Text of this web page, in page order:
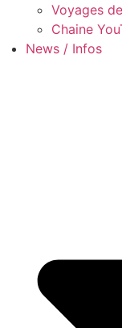
Voyages
Chaine
News / Infos